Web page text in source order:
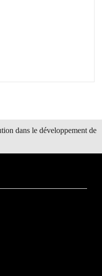
dans le développement de